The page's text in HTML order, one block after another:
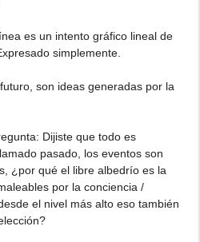
es un intento gráfico lineal de
simplemente.
son ideas generadas por la
: Dijiste que todo es
pasado, los eventos son
¿por qué el libre albedrío es la
por la conciencia /
el nivel más alto eso también